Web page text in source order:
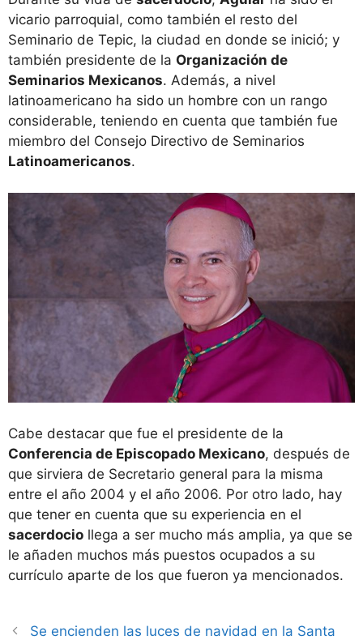
vicario parroquial, como también el resto del
Seminario de Tepic, la ciudad en donde se inició; y
también presidente de la Organización de
Seminarios Mexicanos. Además, a nivel
latinoamericano ha sido un hombre con un rango
considerable, teniendo en cuenta que también fue
miembro del Consejo Directivo de Seminarios
Latinoamericanos.
Cabe destacar que fue el presidente de la
Conferencia de Episcopado Mexicano, después de
que sirviera de Secretario general para la misma
entre el año 2004 y el año 2006. Por otro lado, hay
que tener en cuenta que su experiencia en el
sacerdocio llega a ser mucho más amplia, ya que se
le añaden muchos más puestos ocupados a su
currículo aparte de los que fueron ya mencionados.
Se encienden las luces de navidad en la Santa